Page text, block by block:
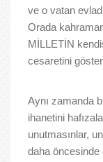
ve o vatan
Orada
MİLLETİN
cesaretini
Aynı zamanda
ihanetini
unutmasınlar,
daha öncesinde